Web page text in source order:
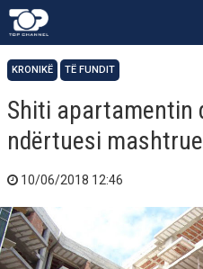
KRONIKË TË FUNDIT
Shiti apartamentin
ndërtuesi
10/06/2018 12:46